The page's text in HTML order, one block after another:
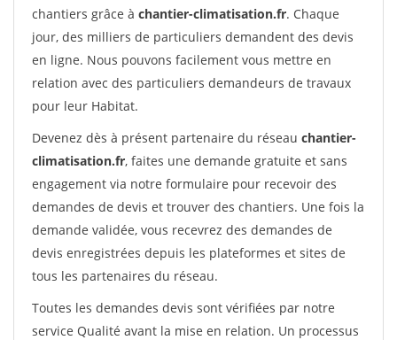
chantiers grâce à chantier-climatisation.fr. Chaque
jour, des milliers de particuliers demandent des devis
en ligne. Nous pouvons facilement vous mettre en
relation avec des particuliers demandeurs de travaux
pour leur Habitat.
Devenez dès à présent partenaire du réseau chantier-
climatisation.fr, faites une demande gratuite et sans
engagement via notre formulaire pour recevoir des
demandes de devis et trouver des chantiers. Une fois la
demande validée, vous recevrez des demandes de
devis enregistrées depuis les plateformes et sites de
tous les partenaires du réseau.
Toutes les demandes devis sont vérifiées par notre
service Qualité avant la mise en relation. Un processus